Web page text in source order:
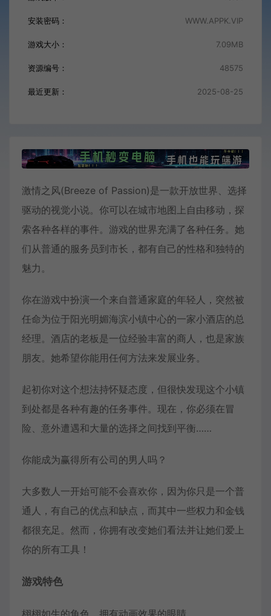
安装密码： WWW.APPK.VIP
游戏大小： 7.09MB
资源编号： 48575
最近更新： 2025-08-25
激情之风(Breeze of Passion)是一款开放世界、选择
驱动的视觉小说。你可以在城市地图上自由移动，探
索各种各样的事件。游戏的世界充满了各种任务。她
们从普通的服务员到市长，都有自己的性格和独特的
魅力。
你在游戏中扮演一个来自普通家庭的年轻人，突然被
任命为位于阳光明媚海滨小镇中心的一家小酒店的总
经理。酒店的老板是一位经验丰富的商人，也是家族
朋友。她希望你能用任何方法来发展业务。
起初你对这个想法持怀疑态度，但很快发现这个小镇
到处都是各种有趣的任务事件。现在，你必须在冒
险、意外遭遇和大量的选择之间找到平衡……
你能成为赢得所有公司的男人吗？
大多数人一开始可能不会喜欢你，因为你只是一个普
通人，有自己的优点和缺点，而其中一些权力和金钱
都很充足。然而，你拥有改变她们看法并让她们爱上
你的所有工具！
游戏特色
栩栩如生的角色，拥有动画效果的眼睛